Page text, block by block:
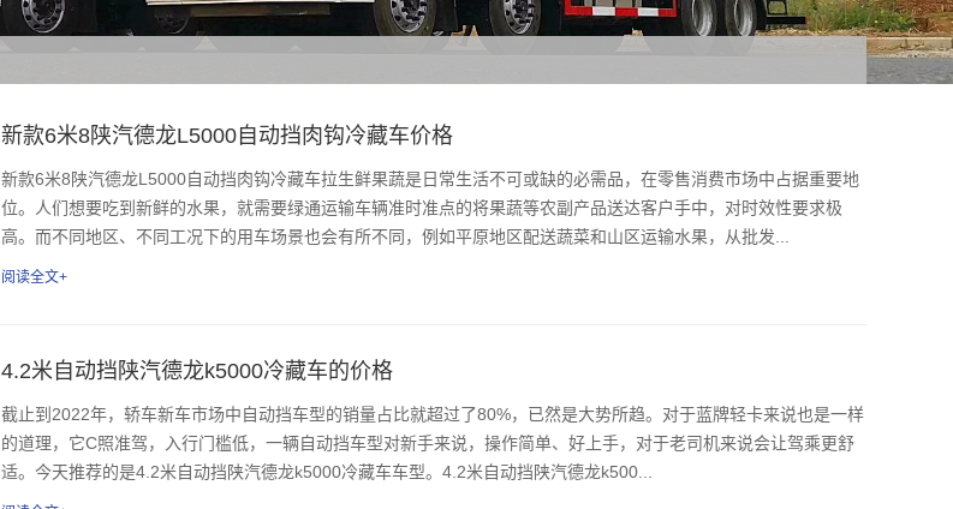
新款6米8陕汽德龙L5000自动挡肉钩冷藏车价格
新款6米8陕汽德龙L5000自动挡肉钩冷藏车拉生鲜果蔬是日常生活不可或缺的必需品，在零售消费市场中占据重要地
位。人们想要吃到新鲜的水果，就需要绿通运输车辆准时准点的将果蔬等农副产品送达客户手中，对时效性要求极
高。而不同地区、不同工况下的用车场景也会有所不同，例如平原地区配送蔬菜和山区运输水果，从批发...
阅读全文+
4.2米自动挡陕汽德龙k5000冷藏车的价格
截止到2022年，轿车新车市场中自动挡车型的销量占比就超过了80%，已然是大势所趋。对于蓝牌轻卡来说也是一样
的道理，它C照准驾，入行门槛低，一辆自动挡车型对新手来说，操作简单、好上手，对于老司机来说会让驾乘更舒
适。今天推荐的是4.2米自动挡陕汽德龙k5000冷藏车车型。4.2米自动挡陕汽德龙k500...